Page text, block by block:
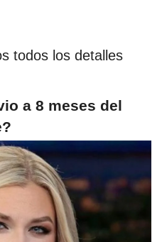
todos los detalles
a 8 meses del